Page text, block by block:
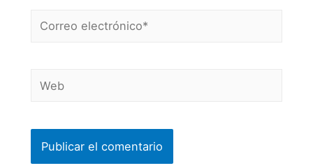
Correo
Web